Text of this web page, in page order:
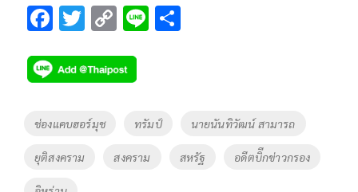
F
e
b
o
k
T
tt
er
C
p
y
Li
k
Li
Tags
ช่องแคบฮอร์มุช ทรัมป์ นายนันทิวัฒน์ สามารถ
ยุติสงคราม สงคราม สหรัฐ อดีตบิีกข่าวกรอง